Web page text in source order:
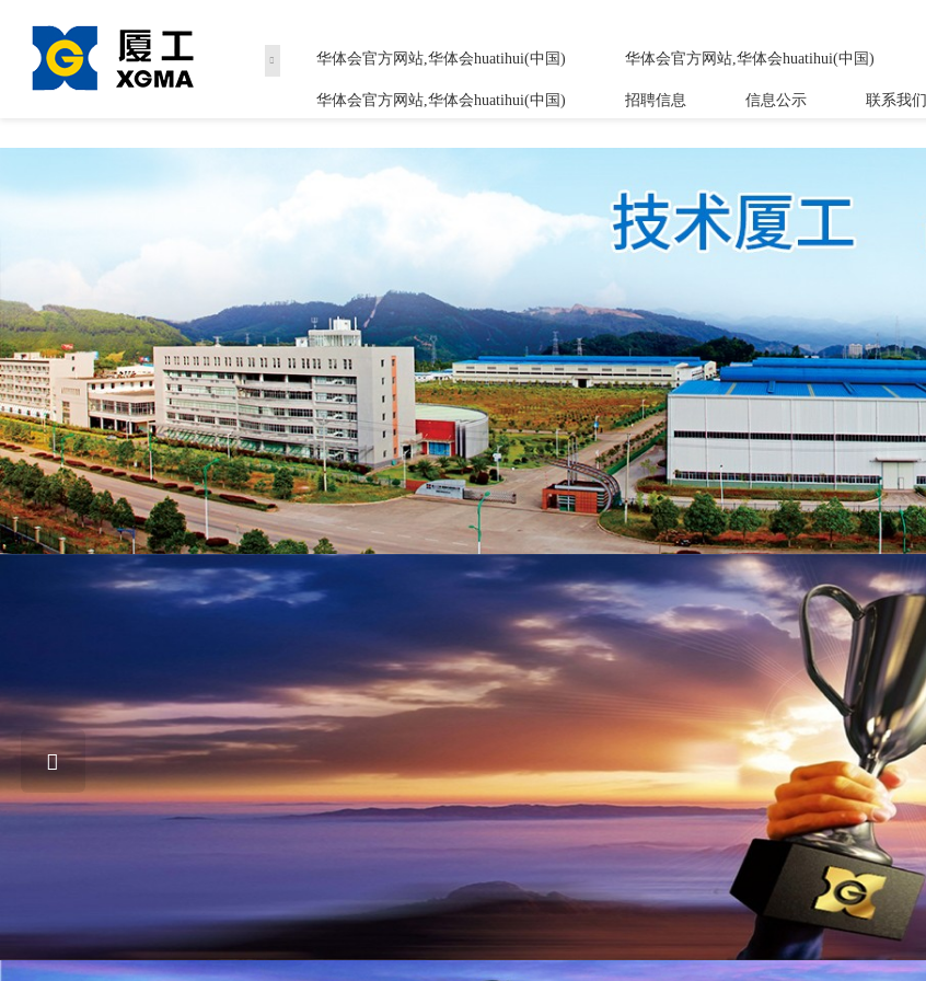
华体会官方网站,华体会huatihui(中国)
华体会官方网站,华体会huatihui(中国) 华体会官方网站,华体会huatihui(中国)
华体会官方网站,华体会huatihui(中国) 招聘信息 信息公示 联系我们